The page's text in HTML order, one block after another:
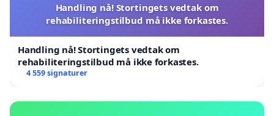
Handling nå! Stortingets vedtak om
rehabiliteringstilbud må ikke forkastes.
Handling nå! Stortingets vedtak om
rehabiliteringstilbud må ikke forkastes.
4 559 signaturer